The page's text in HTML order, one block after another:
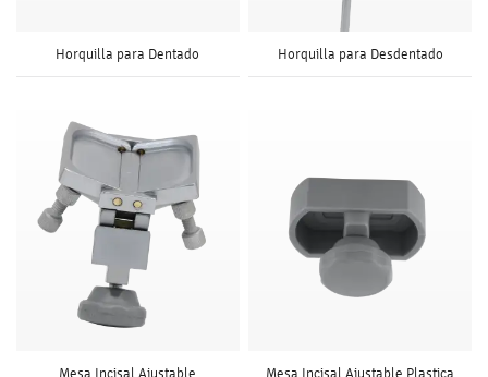
Horquilla para Dentado Horquilla para Desdentado
Mesa Incisal Ajustable Mesa Incisal Ajustable Plastica